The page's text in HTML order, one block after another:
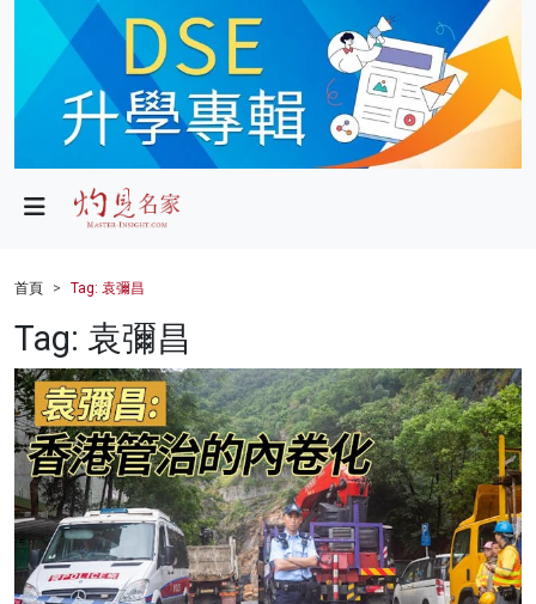
政局
財經
健康
商業
科技
影片
名家榜
首頁 Tag: 袁彌昌
Tag: 袁彌昌